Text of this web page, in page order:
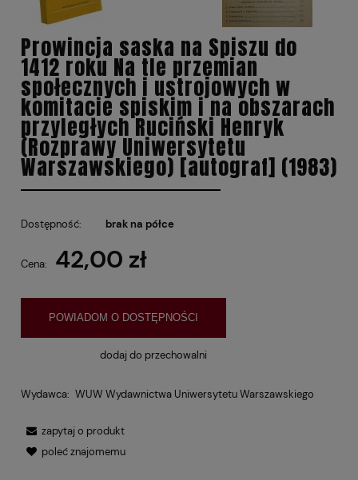
Prowincja saska na Spiszu do
1412 roku Na tle przemian
społecznych i ustrojowych w
komitacie spiskim i na obszarach
przyległych Ruciński Henryk
(Rozprawy Uniwersytetu
Warszawskiego) [autograf] (1983)
Dostępność: brak na półce
Cena: 42,00 zł
POWIADOM O DOSTĘPNOŚCI
dodaj do przechowalni
Wydawca: WUW Wydawnictwa Uniwersytetu Warszawskiego
zapytaj o produkt
poleć znajomemu